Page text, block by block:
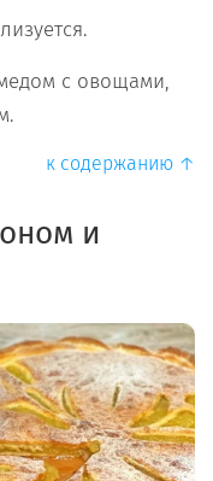
с овощами,
к содержанию ↑
и